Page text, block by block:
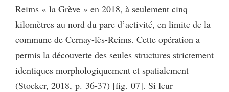
Reims « la Grève » en 2018, à seulement cinq
kilomètres au nord du parc d’activité, en limite de la
commune de Cernay-lès-Reims. Cette opération a
permis la découverte des seules structures strictement
identiques morphologiquement et spatialement
(Stocker, 2018, p. 36-37) [fig. 07]. Si leur